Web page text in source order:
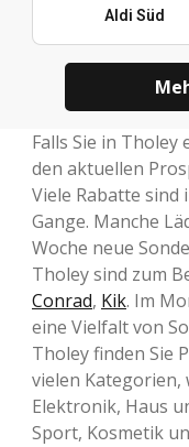
Aldi Süd
Falls Sie in Tholey
den aktuellen
Viele Rabatte sind
Gange. Manche
Woche neue
Tholey sind zum
Conrad, Kik. Im
eine Vielfalt von
Tholey finden Sie
vielen Kategorien,
Elektronik, Haus
Sport, Kosmetik